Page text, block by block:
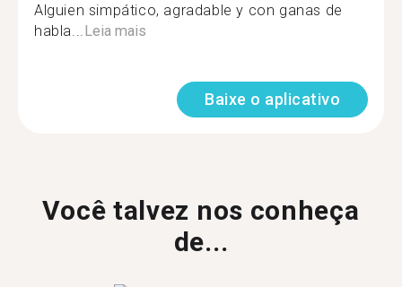
Alguien simpático, agradable y con ganas de
habla...Leia mais
Baixe o aplicativo
Você talvez nos conheça
de...